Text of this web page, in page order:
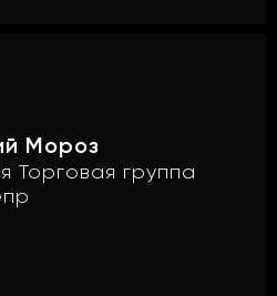
Мороз
Торговая группа